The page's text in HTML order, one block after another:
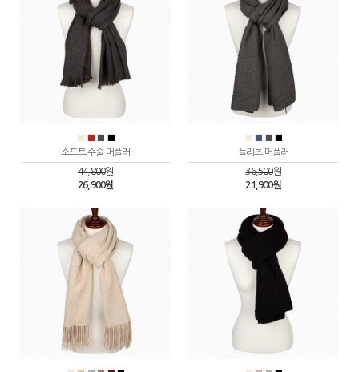
■ ■ ■ ■
소프트 수술 머플러
44,800원
26,900원
■ ■ ■ ■
플리츠 머플러
36,500원
21,900원